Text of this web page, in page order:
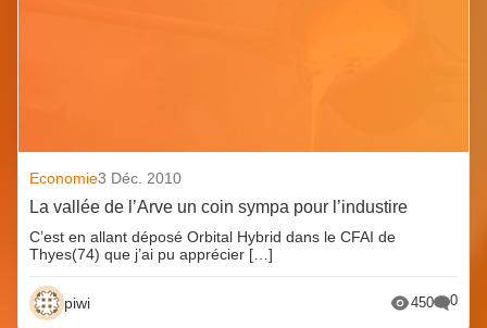
Economie3 Déc. 2010
La vallée de l’Arve un coin sympa pour l’industire
C’est en allant déposé Orbital Hybrid dans le CFAI de
Thyes(74) que j’ai pu apprécier […]
piwi 450 0